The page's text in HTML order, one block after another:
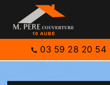
03 59 28 20 54